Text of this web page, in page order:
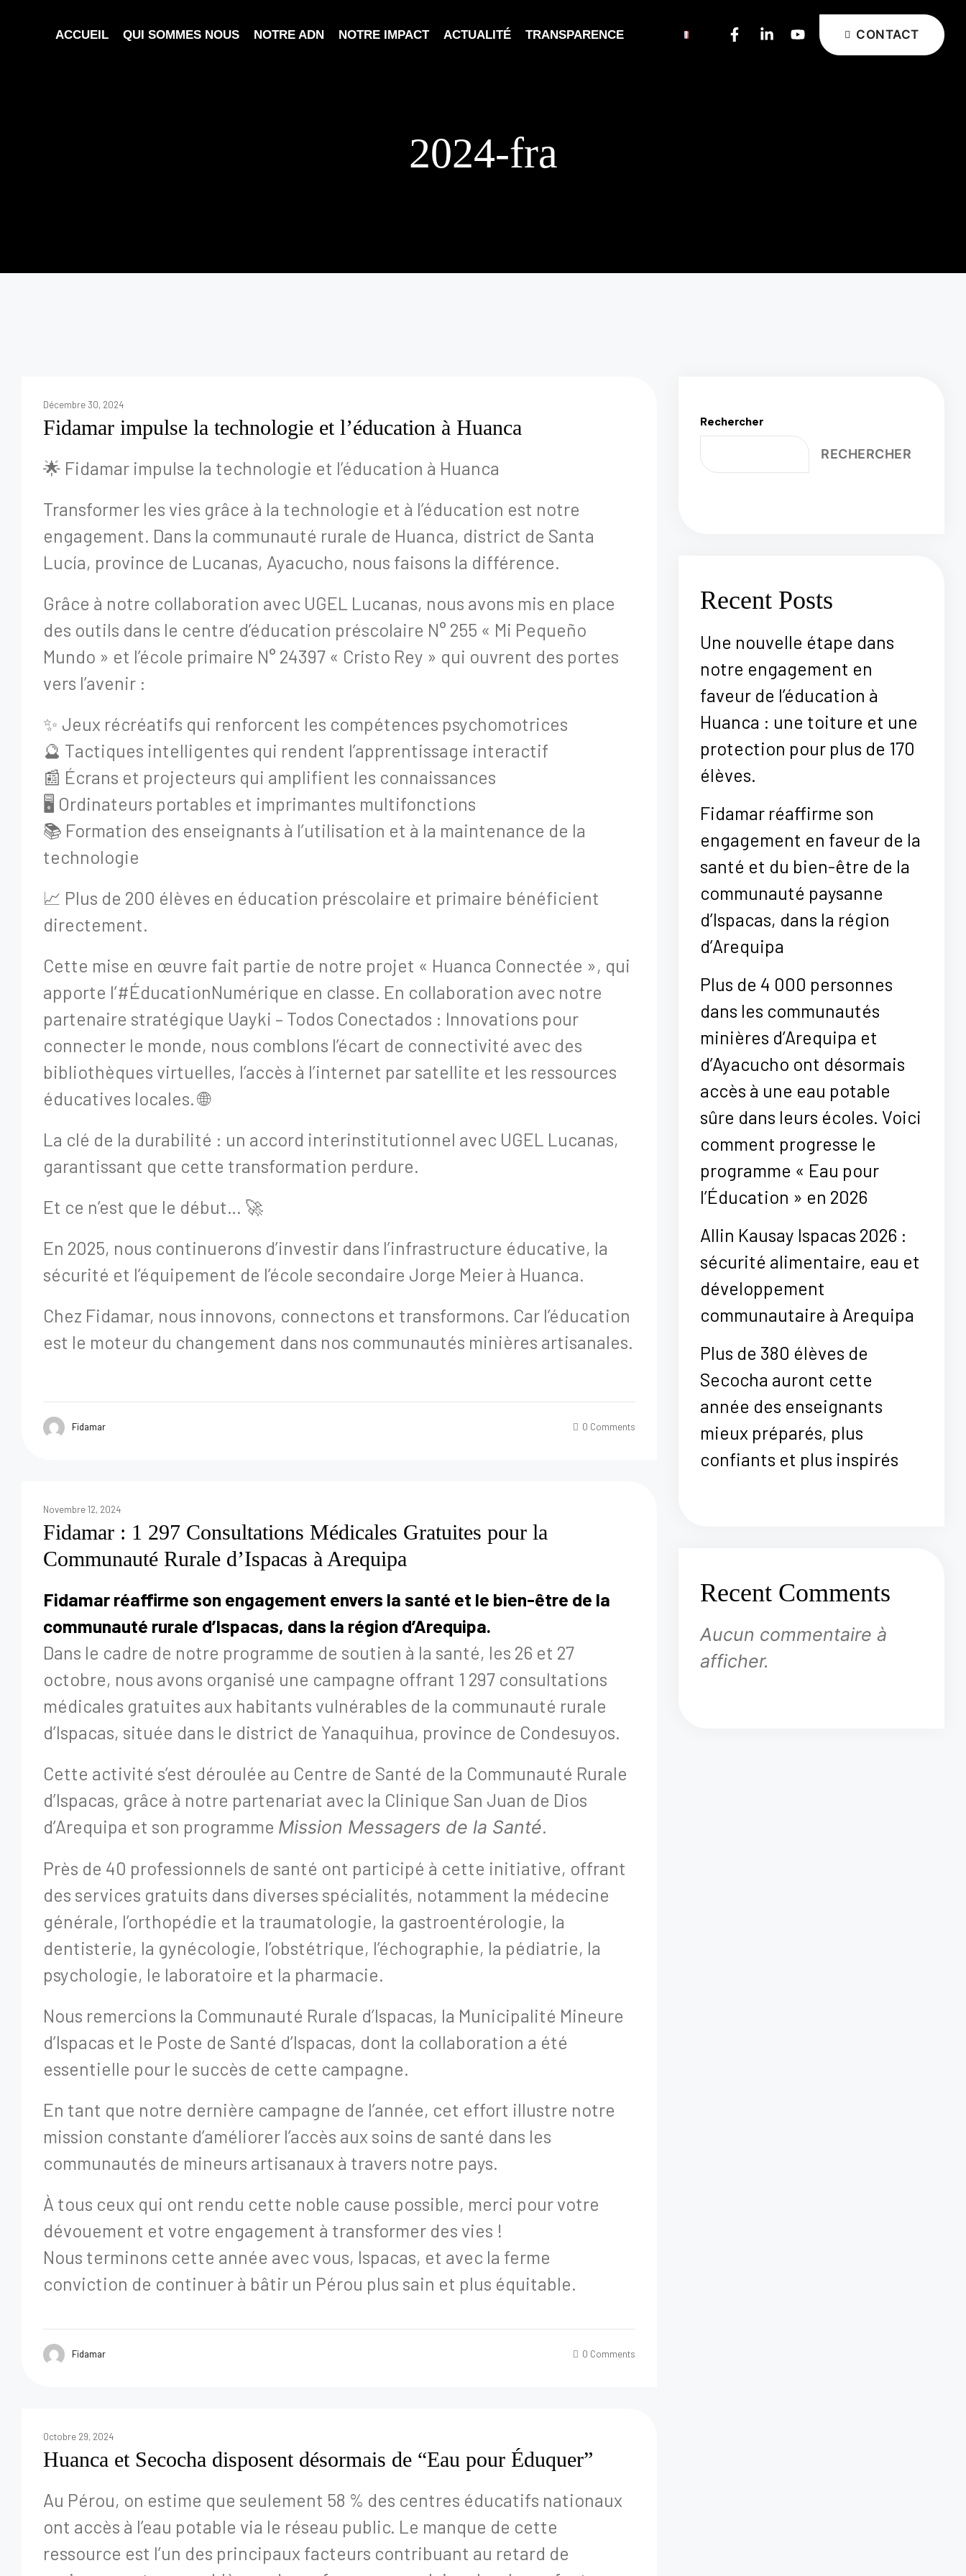
ACCUEIL QUI SOMMES NOUS NOTRE ADN NOTRE IMPACT ACTUALITÉ TRANSPARENCE CONTACT
2024-fra
Décembre 30, 2024
Fidamar impulse la technologie et l’éducation à Huanca
🌟 Fidamar impulse la technologie et l’éducation à Huanca
Transformer les vies grâce à la technologie et à l’éducation est notre
engagement. Dans la communauté rurale de Huanca, district de Santa
Lucía, province de Lucanas, Ayacucho, nous faisons la différence.
Grâce à notre collaboration avec UGEL Lucanas, nous avons mis en place
des outils dans le centre d’éducation préscolaire N° 255 « Mi Pequeño
Mundo » et l’école primaire N° 24397 « Cristo Rey » qui ouvrent des portes
vers l’avenir :
✨ Jeux récréatifs qui renforcent les compétences psychomotrices
🔮 Tactiques intelligentes qui rendent l’apprentissage interactif
📰 Écrans et projecteurs qui amplifient les connaissances
🖥️ Ordinateurs portables et imprimantes multifonctions
📚 Formation des enseignants à l’utilisation et à la maintenance de la
technologie
📈 Plus de 200 élèves en éducation préscolaire et primaire bénéficient
directement.
Cette mise en œuvre fait partie de notre projet « Huanca Connectée », qui
apporte l’#ÉducationNumérique en classe. En collaboration avec notre
partenaire stratégique Uayki – Todos Conectados : Innovations pour
connecter le monde, nous comblons l’écart de connectivité avec des
bibliothèques virtuelles, l’accès à l’internet par satellite et les ressources
éducatives locales. 🌐
La clé de la durabilité : un accord interinstitutionnel avec UGEL Lucanas,
garantissant que cette transformation perdure.
Et ce n’est que le début… 🚀
En 2025, nous continuerons d’investir dans l’infrastructure éducative, la
sécurité et l’équipement de l’école secondaire Jorge Meier à Huanca.
Chez Fidamar, nous innovons, connectons et transformons. Car l’éducation
est le moteur du changement dans nos communautés minières artisanales.
Fidamar 0 Comments
Novembre 12, 2024
Fidamar : 1 297 Consultations Médicales Gratuites pour la
Communauté Rurale d’Ispacas à Arequipa
Fidamar réaffirme son engagement envers la santé et le bien-être de la
communauté rurale d’Ispacas, dans la région d’Arequipa.
Dans le cadre de notre programme de soutien à la santé, les 26 et 27
octobre, nous avons organisé une campagne offrant 1 297 consultations
médicales gratuites aux habitants vulnérables de la communauté rurale
d’Ispacas, située dans le district de Yanaquihua, province de Condesuyos.
Cette activité s’est déroulée au Centre de Santé de la Communauté Rurale
d’Ispacas, grâce à notre partenariat avec la Clinique San Juan de Dios
d’Arequipa et son programme Mission Messagers de la Santé.
Près de 40 professionnels de santé ont participé à cette initiative, offrant
des services gratuits dans diverses spécialités, notamment la médecine
générale, l’orthopédie et la traumatologie, la gastroentérologie, la
dentisterie, la gynécologie, l’obstétrique, l’échographie, la pédiatrie, la
psychologie, le laboratoire et la pharmacie.
Nous remercions la Communauté Rurale d’Ispacas, la Municipalité Mineure
d’Ispacas et le Poste de Santé d’Ispacas, dont la collaboration a été
essentielle pour le succès de cette campagne.
En tant que notre dernière campagne de l’année, cet effort illustre notre
mission constante d’améliorer l’accès aux soins de santé dans les
communautés de mineurs artisanaux à travers notre pays.
À tous ceux qui ont rendu cette noble cause possible, merci pour votre
dévouement et votre engagement à transformer des vies !
Nous terminons cette année avec vous, Ispacas, et avec la ferme
conviction de continuer à bâtir un Pérou plus sain et plus équitable.
Fidamar 0 Comments
Octobre 29, 2024
Huanca et Secocha disposent désormais de “Eau pour Éduquer”
Au Pérou, on estime que seulement 58 % des centres éducatifs nationaux
ont accès à l’eau potable via le réseau public. Le manque de cette
ressource est l’un des principaux facteurs contribuant au retard de
Rechercher
RECHERCHER
Recent Posts
Une nouvelle étape dans
notre engagement en
faveur de l’éducation à
Huanca : une toiture et une
protection pour plus de 170
élèves.
Fidamar réaffirme son
engagement en faveur de la
santé et du bien-être de la
communauté paysanne
d’Ispacas, dans la région
d’Arequipa
Plus de 4 000 personnes
dans les communautés
minières d’Arequipa et
d’Ayacucho ont désormais
accès à une eau potable
sûre dans leurs écoles. Voici
comment progresse le
programme « Eau pour
l’Éducation » en 2026
Allin Kausay Ispacas 2026 :
sécurité alimentaire, eau et
développement
communautaire à Arequipa
Plus de 380 élèves de
Secocha auront cette
année des enseignants
mieux préparés, plus
confiants et plus inspirés
Recent Comments
Aucun commentaire à
afficher.